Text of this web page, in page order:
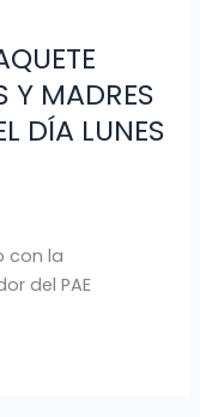
Y MADRES
DÍA LUNES
con la
del PAE